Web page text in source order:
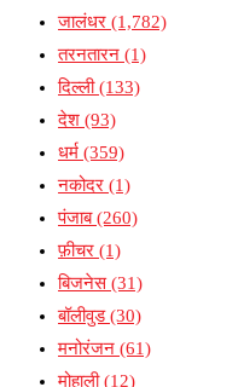
जालंधर (1,782)
तरनतारन (1)
दिल्ली(133)
देश (93)
धर्म (359)
नकोदर (1)
पंजाब(260)
फ़ीचर (1)
बिजनेस(31)
बॉलीवुड(30)
मनोरंजन (61)
मोहाली(12)